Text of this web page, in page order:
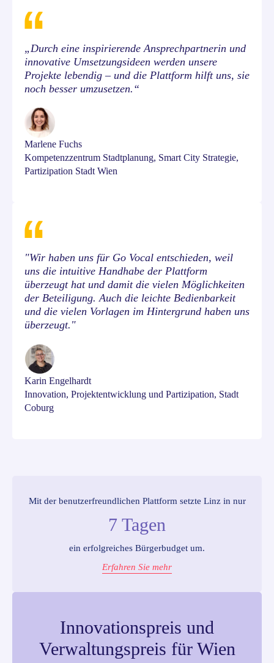
„Durch eine inspirierende Ansprechpartnerin und
innovative Umsetzungsideen werden unsere
Projekte lebendig – und die Plattform hilft uns, sie
noch besser umzusetzen.“
Marlene Fuchs
Kompetenzzentrum Stadtplanung, Smart City Strategie,
Partizipation Stadt Wien
"Wir haben uns für Go Vocal entschieden, weil
uns die intuitive Handhabe der Plattform
überzeugt hat und damit die vielen Möglichkeiten
der Beteiligung. Auch die leichte Bedienbarkeit
und die vielen Vorlagen im Hintergrund haben uns
überzeugt."
Karin Engelhardt
Innovation, Projektentwicklung und Partizipation, Stadt
Coburg
Mit der benutzerfreundlichen Plattform setzte Linz in nur
7 Tagen
ein erfolgreiches Bürgerbudget um.
Erfahren Sie mehr
Innovationspreis und
Verwaltungspreis für Wien